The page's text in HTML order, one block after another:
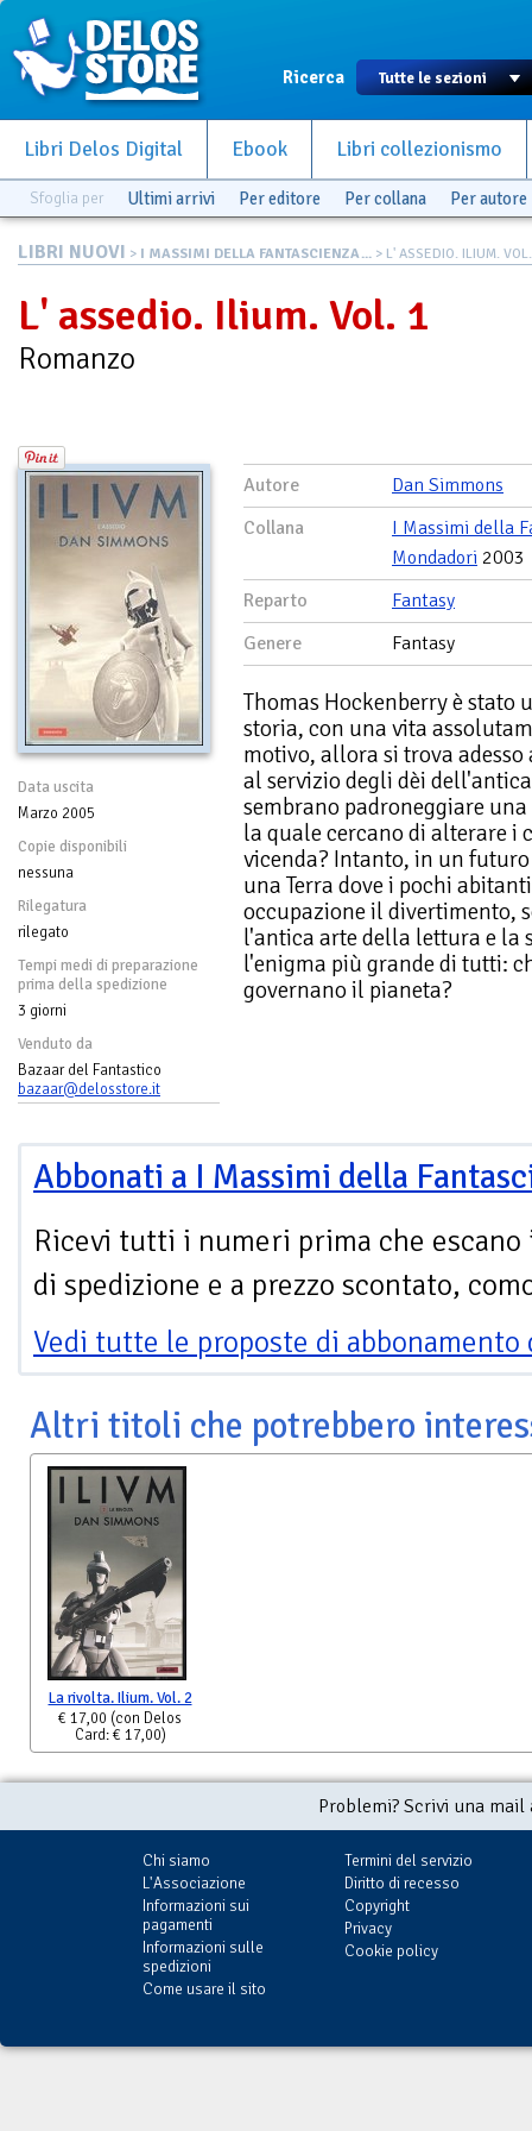
Ricerca
Libri Delos Digital Ebook Libri collezionismo
Sfoglia per Ultimi arrivi Per editore Per collana Per autore
LIBRI NUOVI > I MASSIMI DELLA FANTASCIENZA... > L' ASSEDIO. ILIUM.
L' assedio. Ilium. Vol. 1
Romanzo
Data uscita
Marzo 2005
Copie disponibili
nessuna
Rilegatura
rilegato
Tempi medi di preparazione
prima della spedizione
3 giorni
Venduto da
Bazaar del Fantastico
bazaar@delosstore.it
Autore
Dan Simmons
Collana
I Massimi della
Mondadori 2003
Reparto
Fantasy
Genere
Fantasy
Thomas Hockenberry è
storia, con una vita
motivo, allora si trova
al servizio degli dèi
sembrano padroneggiare
la quale cercano di alterare i
vicenda? Intanto, in un
una Terra dove i pochi
occupazione il divertimento,
l'antica arte della lettura e la
l'enigma più grande di tutti:
governano il pianeta?
Abbonati a I Massimi della
Ricevi tutti i numeri prima che escano
di spedizione e a prezzo scontato,
Vedi tutte le proposte di
Altri titoli che potrebbero
La rivolta. Ilium. Vol. 2
€ 17,00 (con Delos
Card: € 17,00)
Problemi? Scrivi una
Chi siamo
L'Associazione
Informazioni sui
pagamenti
Informazioni sulle
spedizioni
Come usare il sito
Termini del servizio
Diritto di recesso
Copyright
Privacy
Cookie policy